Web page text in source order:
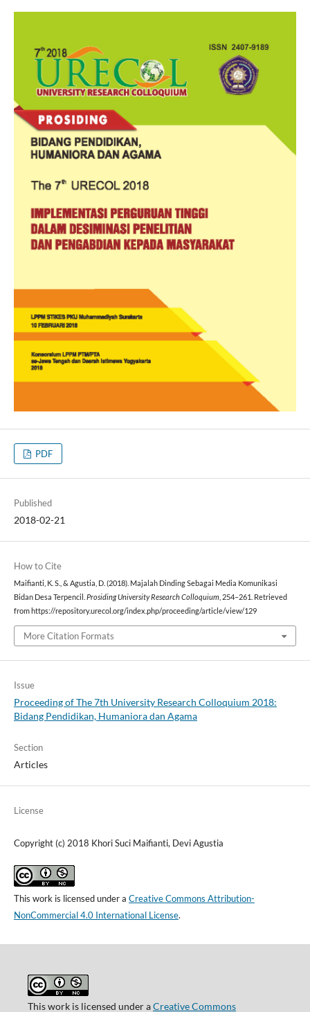
PDF
Published
2018-02-21
How to Cite
Maifianti, K. S., & Agustia, D. (2018). Majalah Dinding Sebagai Media Komunikasi
Bidan Desa Terpencil.Prosiding University Research Colloquium, 254–261. Retrieved
from https://repository.urecol.org/index.php/proceeding/article/view/129
More Citation Formats
Issue
Proceeding of The 7th University Research Colloquium 2018:
Bidang Pendidikan, Humaniora dan Agama
Section
Articles
License
Copyright (c) 2018 Khori Suci Maifianti, Devi Agustia
This work is licensed under a Creative Commons Attribution-
NonCommercial 4.0 International License.
This work is licensed under aCreative Commons